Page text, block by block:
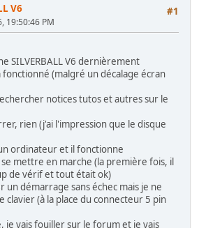
#1
V6
19:50:46 PM
SILVERBALL V6 dernièrement
fonctionné (malgré un décalage écran
notices tutos et autres sur le
rien (j'ai l'impression que le disque
ordinateur et il fonctionne
se mettre en marche (la première fois, il
de vérif et tout était ok)
un démarrage sans échec mais je ne
clavier (à la place du connecteur 5 pin
je vais fouiller sur le forum et je vais